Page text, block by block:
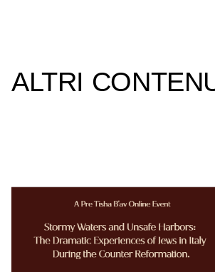
ALTRI